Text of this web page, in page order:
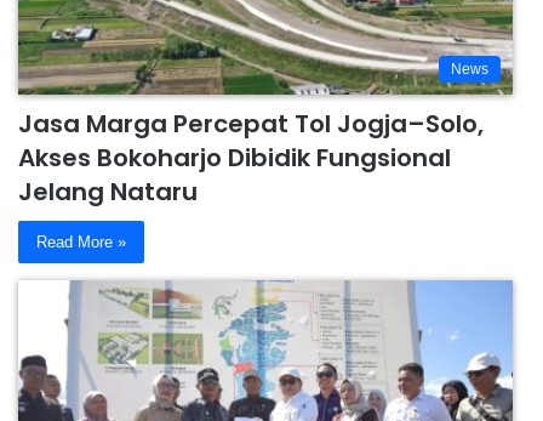
News
Jasa Marga Percepat Tol Jogja–Solo,
Akses Bokoharjo Dibidik Fungsional
Jelang Nataru
Read More »